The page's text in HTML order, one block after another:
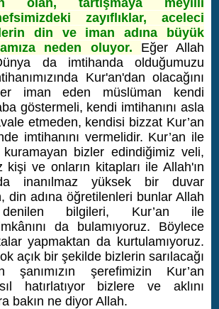
olan, tartışmaya meyilli
zayıflıklar, aceleci
din ve iman adına büyük
neden oluyor. Eğer Allah
da imtihanda olduğumuzu
Kur'an'dan olacağını
iman eden müslüman kendi
göstermeli, kendi imtihanını asla
etmeden, kendisi bizzat Kur’an
imtihanını vermelidir. Kur’an ile
bizler edindiğimiz veli,
kişi ve onların kitapları ile Allah'ın
inanılmaz yüksek bir duvar
din adına öğretilenleri bunlar Allah
denilen bilgileri, Kur’an ile
da bulamıyoruz. Böylece
yapmaktan da kurtulamıyoruz.
açık bir şekilde bizlerin sarılacağı
şanımızın şerefimizin Kur’an
hatırlatıyor bizlere ve aklını
bakın ne diyor Allah.